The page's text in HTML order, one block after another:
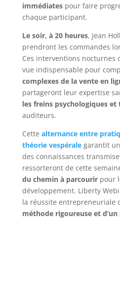
immédiatespour faire
chaque participant.
Le soir, à 20 heures, Jean
prendront les commandes
Ces interventions nocturnes
vue indispensable pour
complexes de la vente en
partageront leur expertise
les freins psychologiques et
auditeurs.
Cette alternance entre
théorie vespéralegarantit
des connaissances
ressorteront de cette
du chemin à parcourirpour
développement. Liberty
la réussite entrepreneuriale
méthode rigoureuse et